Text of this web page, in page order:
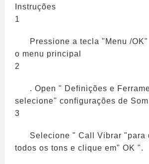
Instruções
1
Pressione a tecla "Menu /
o menu principal
2
. Open " Definições e
selecione" configurações de
3
Selecione " Call Vibrar "para
todos os tons e clique em" OK ".